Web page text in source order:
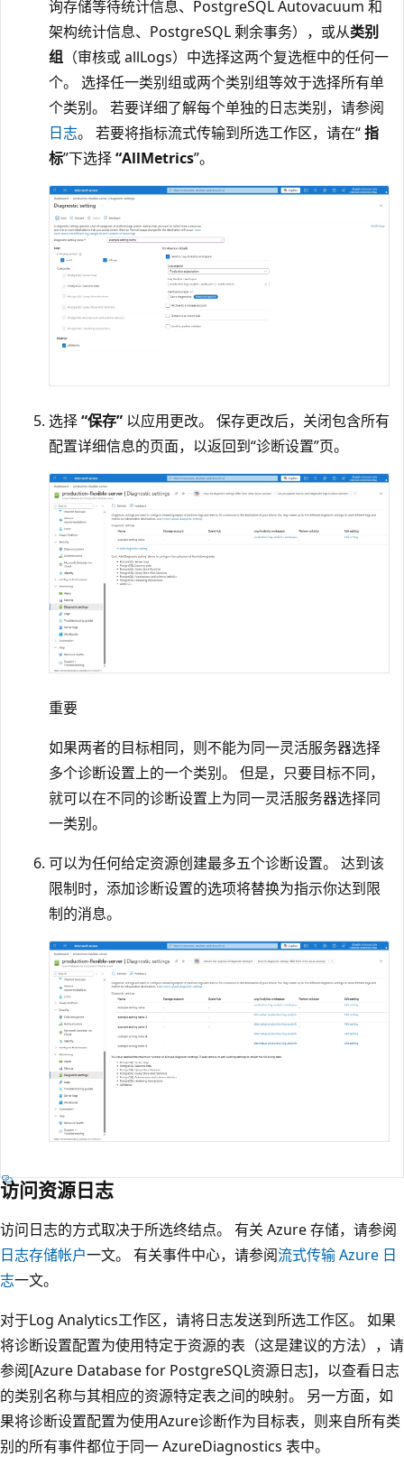
询存储等待统计信息、PostgreSQL Autovacuum 和
架构统计信息、PostgreSQL 剩余事务），或从类别
组 （审核或 allLogs）中选择这两个复选框中的任何一
个。 选择任一类别组或两个类别组等效于选择所有单
个类别。 若要详细了解每个单独的日志类别，请参阅
日志。 若要将指标流式传输到所选工作区，请在“指
标”下选择“AllMetrics”。
选择“保存” 以应用更改。 保存更改后，关闭包含所有
配置详细信息的页面，以返回到“诊断设置”页。
重要
如果两者的目标相同，则不能为同一灵活服务器选择
多个诊断设置上的一个类别。 但是，只要目标不同，
就可以在不同的诊断设置上为同一灵活服务器选择同
一类别。
可以为任何给定资源创建最多五个诊断设置。 达到该
限制时，添加诊断设置的选项将替换为指示你达到限
制的消息。
访问资源日志
访问日志的方式取决于所选终结点。 有关 Azure 存储，请参阅
日志存储帐户一文。 有关事件中心，请参阅流式传输 Azure 日
志一文。
对于Log Analytics工作区，请将日志发送到所选工作区。 如果
将诊断设置配置为使用特定于资源的表（这是建议的方法），请
参阅[Azure Database for PostgreSQL资源日志]，以查看日志
的类别名称与其相应的资源特定表之间的映射。 另一方面，如
果将诊断设置配置为使用Azure诊断作为目标表，则来自所有类
别的所有事件都位于同一 AzureDiagnostics 表中。